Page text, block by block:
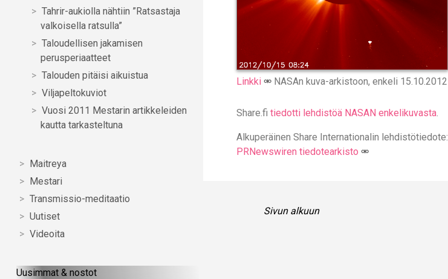
Tahrir-aukiolla nähtiin ”Ratsastaja
valkoisella ratsulla”
Taloudellisen jakamisen
perusperiaatteet
Talouden pitäisi aikuistua
Viljapeltokuviot
Vuosi 2011 Mestarin artikkeleiden
kautta tarkasteltuna
Maitreya
Mestari
Transmissio-meditaatio
Uutiset
Videoita
Uusimmat & nostot
Linkki NASAn kuva-arkistoon, enkeli 15.10.2012
Share.fi tiedotti lehdistöä NASAN enkelikuvasta.
Alkuperäinen Share Internationalin lehdistötiedote:
PRNewswiren tiedotearkisto
Sivun alkuun